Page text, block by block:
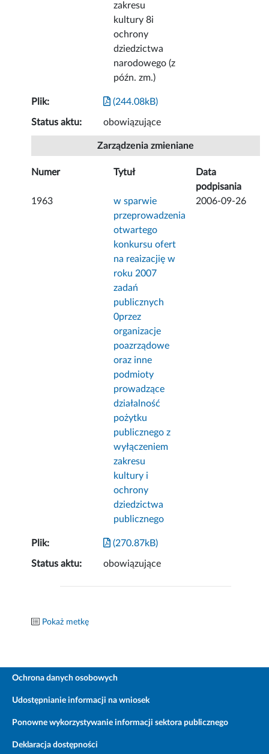
zakresu
kultury 8i
ochrony
dziedzictwa
narodowego (z
późn. zm.)
Plik: (244.08kB)
Status aktu: obowiązujące
Zarządzenia zmieniane
Numer Tytuł
Data
podpisania
1963
w sparwie
przeprowadzenia
otwartego
konkursu ofert
na reaizacjię w
roku 2007
zadań
publicznych
0przez
organizacje
poazrządowe
oraz inne
podmioty
prowadzące
działalność
pożytku
publicznego z
wyłączeniem
zakresu
kultury i
ochrony
dziedzictwa
publicznego
2006-09-26
Plik: (270.87kB)
Status aktu: obowiązujące
Pokaż metkę
Ochrona danych osobowych
Udostępnianie informacji na wniosek
Ponowne wykorzystywanie informacji sektora publicznego
Deklaracja dostępności